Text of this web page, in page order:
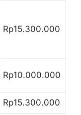
Rp15.300.000
Rp10.000.000
Rp15.300.000